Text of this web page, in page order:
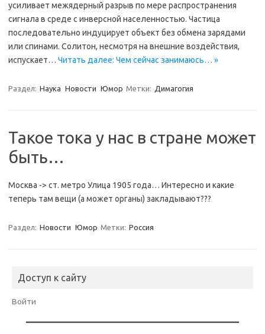
усиливает межядерный разрыв по мере распространения
сигнала в среде с инверсной населенностью. Частица
последовательно индуцирует объект без обмена зарядами
или спинами. Солитон, несмотря на внешние воздействия,
испускает… Читать далее: Чем сейчас занимаюсь… »
Раздел: Наука Новости Юмор Метки: Димагогия
Такое тока у нас в стране может
быть…
Москва -> ст. метро Улица 1905 года… Интересно и какие
теперь там вещи (а может органы) закладывают???
Раздел: Новости Юмор Метки: Россия
Доступ к сайту
Войти